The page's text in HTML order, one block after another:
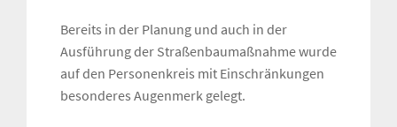
Bereits in der Planung und auch in der
Ausführung der Straßenbaumaßnahme wurde
auf den Personenkreis mit Einschränkungen
besonderes Augenmerk gelegt.